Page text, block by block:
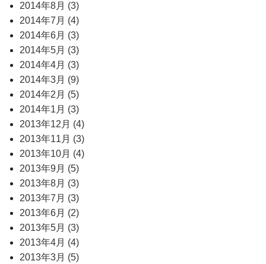
2014年8月 (3)
2014年7月 (4)
2014年6月 (3)
2014年5月 (3)
2014年4月 (3)
2014年3月 (9)
2014年2月 (5)
2014年1月 (3)
2013年12月 (4)
2013年11月 (3)
2013年10月 (4)
2013年9月 (5)
2013年8月 (3)
2013年7月 (3)
2013年6月 (2)
2013年5月 (3)
2013年4月 (4)
2013年3月 (5)